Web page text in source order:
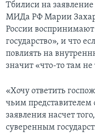
Тбилиси на
МИДа РФ Марии
России
государство», и что
повлиять на
значит «что-то там не
«Хочу ответить
чьим представителем
заявления насчет
суверенным